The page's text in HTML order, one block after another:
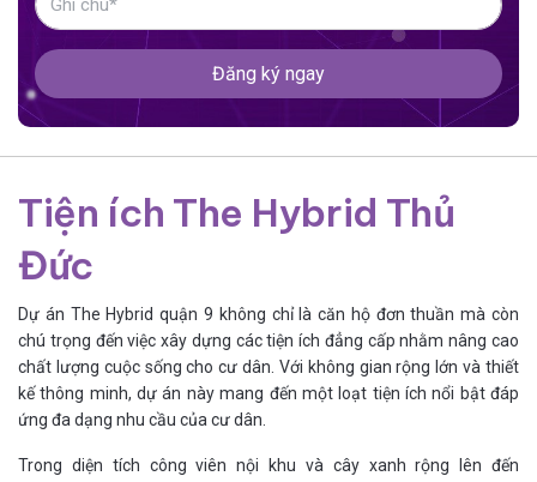
Đăng ký ngay
Tiện ích The Hybrid Thủ
Đức
Dự án The Hybrid quận 9 không chỉ là căn hộ đơn thuần mà còn
chú trọng đến việc xây dựng các tiện ích đẳng cấp nhằm nâng cao
chất lượng cuộc sống cho cư dân. Với không gian rộng lớn và thiết
kế thông minh, dự án này mang đến một loạt tiện ích nổi bật đáp
ứng đa dạng nhu cầu của cư dân.
Trong diện tích công viên nội khu và cây xanh rộng lên đến